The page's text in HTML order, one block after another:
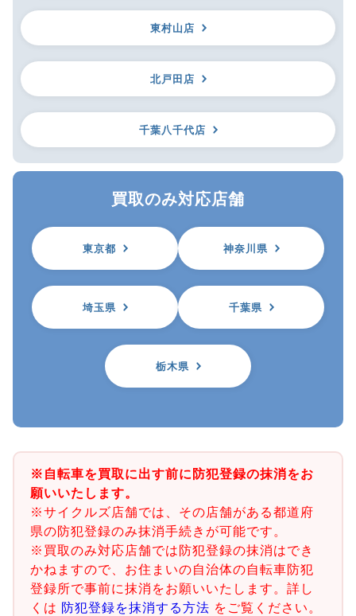
東村山店
北戸田店
千葉八千代店
買取のみ対応店舗
東京都 神奈川県
埼玉県 千葉県
栃木県
※自転車を買取に出す前に防犯登録の抹消をお
願いいたします。
※サイクルズ店舗では、その店舗がある都道府
県の防犯登録のみ抹消手続きが可能です。
※買取のみ対応店舗では防犯登録の抹消はでき
かねますので、お住まいの自治体の自転車防犯
登録所で事前に抹消をお願いいたします。詳し
くは 防犯登録を抹消する方法 をご覧ください。